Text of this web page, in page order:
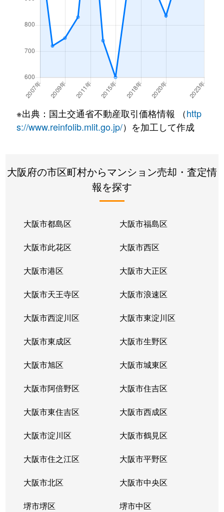
※出典：国土交通省不動産取引価格情報 （http
s://www.reinfolib.mlit.go.jp/）を加工して作成
大阪府の市区町村からマンション売却・査定情
報を探す
大阪市都島区 大阪市福島区
大阪市此花区 大阪市西区
大阪市港区 大阪市大正区
大阪市天王寺区 大阪市浪速区
大阪市西淀川区 大阪市東淀川区
大阪市東成区 大阪市生野区
大阪市旭区 大阪市城東区
大阪市阿倍野区 大阪市住吉区
大阪市東住吉区 大阪市西成区
大阪市淀川区 大阪市鶴見区
大阪市住之江区 大阪市平野区
大阪市北区 大阪市中央区
堺市堺区 堺市中区